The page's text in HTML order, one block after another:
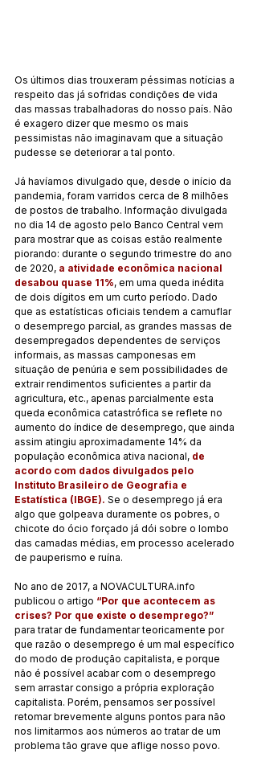
Os últimos dias trouxeram péssimas notícias a
respeito das já sofridas condições de vida
das massas trabalhadoras do nosso país. Não
é exagero dizer que mesmo os mais
pessimistas não imaginavam que a situação
pudesse se deteriorar a tal ponto.
Já havíamos divulgado que, desde o início da
pandemia, foram varridos cerca de 8 milhões
de postos de trabalho. Informação divulgada
no dia 14 de agosto pelo Banco Central vem
para mostrar que as coisas estão realmente
piorando: durante o segundo trimestre do ano
de 2020, a atividade econômica nacional
desabou quase 11%, em uma queda inédita
de dois dígitos em um curto período. Dado
que as estatísticas oficiais tendem a camuflar
o desemprego parcial, as grandes massas de
desempregados dependentes de serviços
informais, as massas camponesas em
situação de penúria e sem possibilidades de
extrair rendimentos suficientes a partir da
agricultura, etc., apenas parcialmente esta
queda econômica catastrófica se reflete no
aumento do índice de desemprego, que ainda
assim atingiu aproximadamente 14% da
população econômica ativa nacional, de
acordo com dados divulgados pelo
Instituto Brasileiro de Geografia e
Estatística (IBGE). Se o desemprego já era
algo que golpeava duramente os pobres, o
chicote do ócio forçado já dói sobre o lombo
das camadas médias, em processo acelerado
de pauperismo e ruína.
No ano de 2017, a NOVACULTURA.info
publicou o artigo “Por que acontecem as
crises? Por que existe o desemprego?”
para tratar de fundamentar teoricamente por
que razão o desemprego é um mal específico
do modo de produção capitalista, e porque
não é possível acabar com o desemprego
sem arrastar consigo a própria exploração
capitalista. Porém, pensamos ser possível
retomar brevemente alguns pontos para não
nos limitarmos aos números ao tratar de um
problema tão grave que aflige nosso povo.